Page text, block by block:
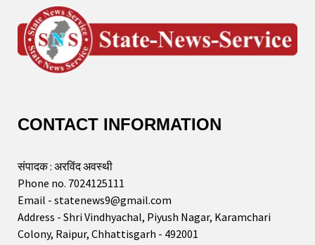
CONTACT INFORMATION
संपादक : अरविंद अवस्थी
Phone no. 7024125111
Email - statenews9@gmail.com
Address - Shri Vindhyachal, Piyush Nagar, Karamchari
Colony, Raipur, Chhattisgarh - 492001